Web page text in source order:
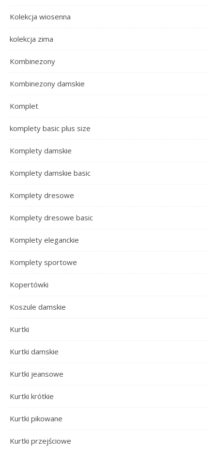
Kolekcja wiosenna
kolekcja zima
Kombinezony
Kombinezony damskie
Komplet
komplety basic plus size
Komplety damskie
Komplety damskie basic
Komplety dresowe
Komplety dresowe basic
Komplety eleganckie
Komplety sportowe
Kopertówki
Koszule damskie
Kurtki
Kurtki damskie
Kurtki jeansowe
Kurtki krótkie
Kurtki pikowane
Kurtki przejściowe